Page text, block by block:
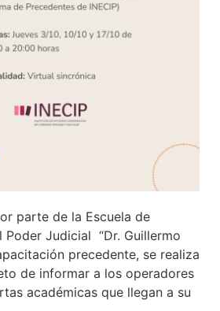
parte de la Escuela de
Poder Judicial “Dr. Guillermo
precedente, se realiza
de informar a los operadores
académicas que llegan a su